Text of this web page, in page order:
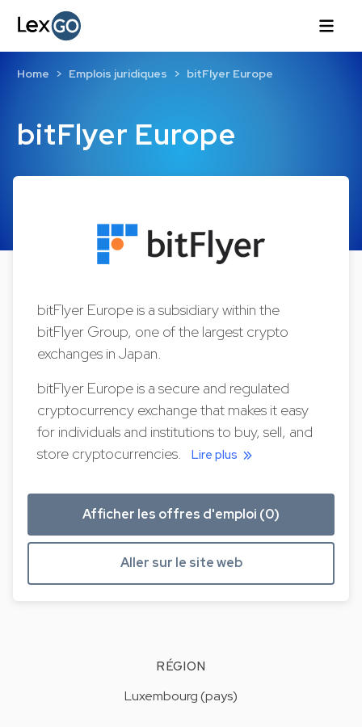
bitFlyer Europe
Home Emplois juridiques bitFlyer Europe
bitFlyer Europe is a subsidiary within the
bitFlyer Group, one of the largest crypto
exchanges in Japan.
bitFlyer Europe is a secure and regulated
cryptocurrency exchange that makes it easy
for individuals and institutions to buy, sell, and
store cryptocurrencies.Lire plus
Afficher les offres d'emploi (0)
Aller sur le site web
RÉGION
Luxembourg (pays)